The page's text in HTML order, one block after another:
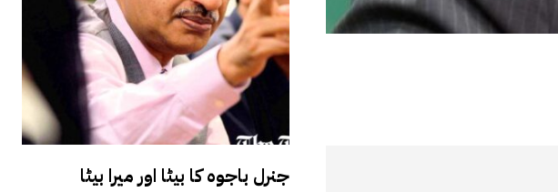
جنرل باجوہ کا بیٹا اور میرا بیٹا